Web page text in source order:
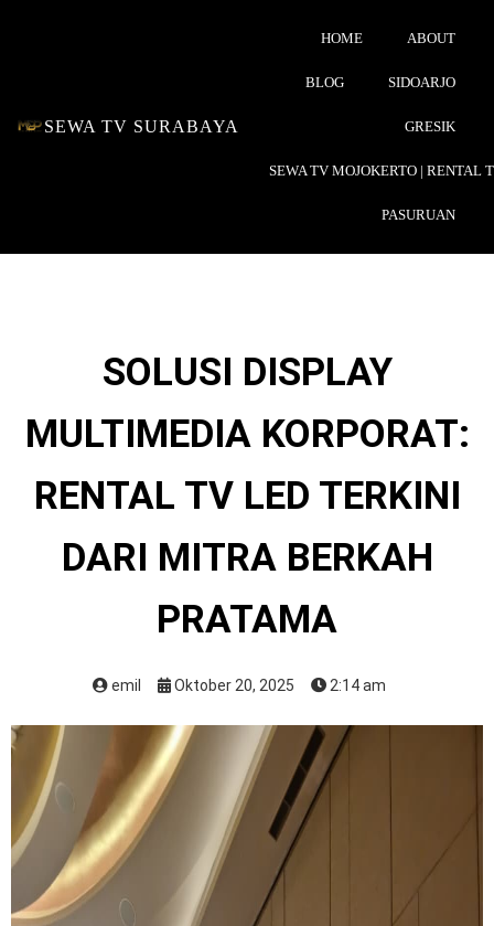
SEWA TV SURABAYA
HOME ABOUT
BLOG SIDOARJO
GRESIK
SEWA TV MOJOKERTO | RENTAL
PASURUAN
SOLUSI DISPLAY
MULTIMEDIA KORPORAT:
RENTAL TV LED TERKINI
DARI MITRA BERKAH
PRATAMA
emil Oktober 20, 2025 2:14 am